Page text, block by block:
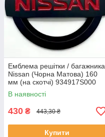
Емблема решітки / багажника
Nissan (Чорна Матова) 160
мм (на скотчі) 934917S000
В наявності
430 ₴ 443,30 ₴
Купити